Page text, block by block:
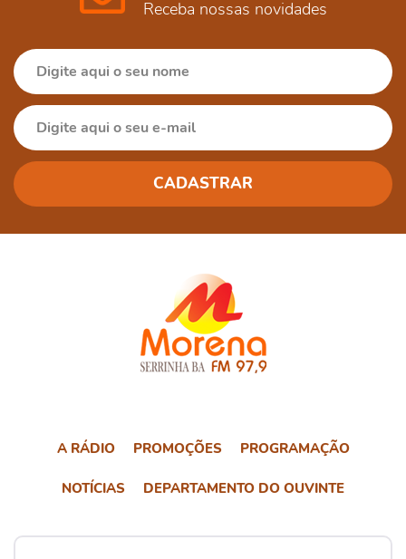
Receba nossas novidades
A RÁDIO PROMOÇÕES PROGRAMAÇÃO
NOTÍCIAS DEPARTAMENTO DO OUVINTE